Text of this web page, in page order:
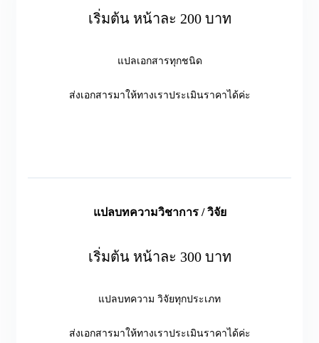
เริ่มต้น หน้าละ 200 บาท
แปลเอกสารทุกชนิด
ส่งเอกสารมาให้ทางเราประเมินราคาได้ค่ะ
แปลบทความวิชาการ / วิจัย
เริ่มต้น หน้าละ 300 บาท
แปลบทความ วิจัยทุกประเภท
ส่งเอกสารมาให้ทางเราประเมินราคาได้ค่ะ